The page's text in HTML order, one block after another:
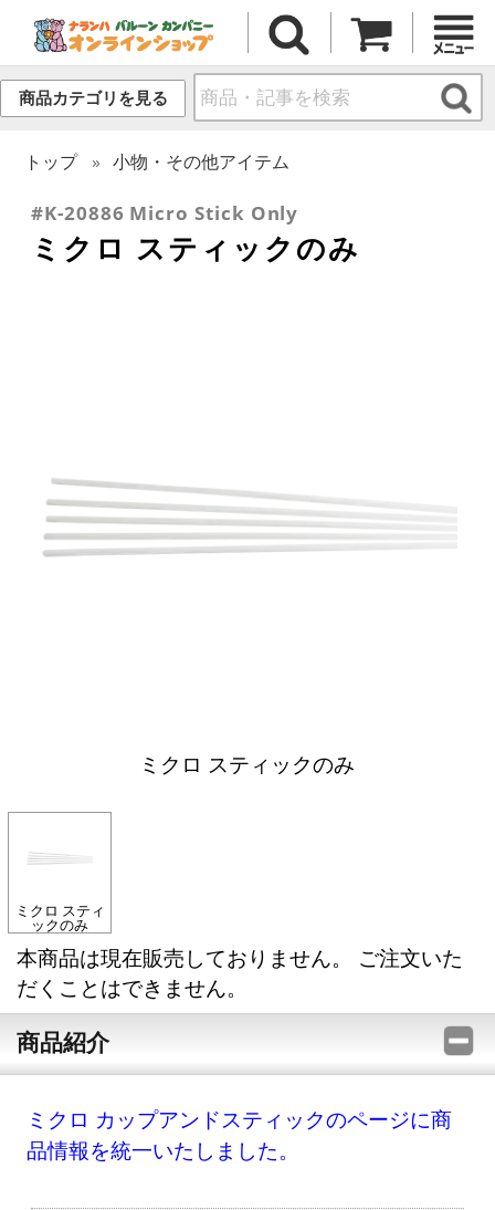
商品カテゴリを見る
トップ 小物・その他アイテム
#K-20886 Micro Stick Only
ミクロ スティックのみ
ミクロ スティックのみ
ミクロ スティ
ックのみ
本商品は現在販売しておりません。 ご注文いた
だくことはできません。
商品紹介
ミクロ カップアンドスティックのページに商
品情報を統一いたしました。